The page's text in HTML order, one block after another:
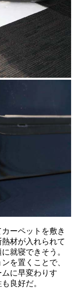
ーペットを敷き
材が入れられて
就寝できそう。
を置くことで、
に早変わりす
良好だ。